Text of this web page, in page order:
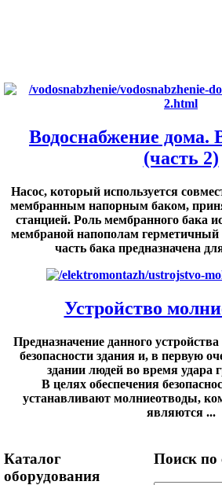
Водоснабжение дома.
(часть 2)
Насос, который используется
мембранным напорным баком,
станцией. Роль мембранного бака
мембраной напополам герметичный
часть бака предназначена
Устройство
Предназначение данного
безопасности здания и, в первую
здании людей во время удара
В целях обеспечения
устанавливают молниеотводы,
являются ...
Каталог
оборудования
Поиск по